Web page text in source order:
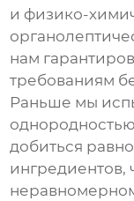
и физико-
нам
требованиям
Раньше мы
добиться
ингредиентов,